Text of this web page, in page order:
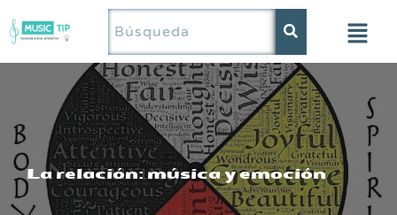
contenido
La relación: música y emoción